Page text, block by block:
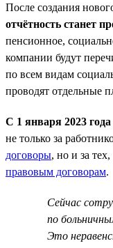
После создания
отчётность станет
пенсионное,
компании будут
по всем видам
проводят отдельные
С 1 января 2023 года
не только за
договоры, но и за
правовым договорам.
Сейчас
по
Это